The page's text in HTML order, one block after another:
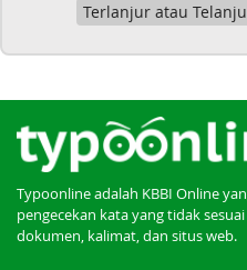
Terlanjur atau
Typoonline adalah KBBI Online
pengecekan kata yang tidak
dokumen, kalimat, dan situs web.